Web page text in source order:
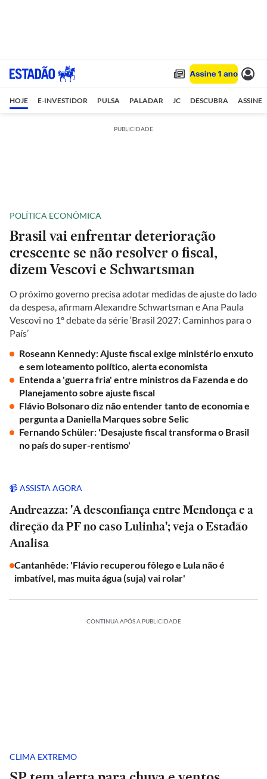
HOJE E-INVESTIDOR PULSA PALADAR JC DESCUBRA ASSINE
PUBLICIDADE
POLÍTICA ECONÔMICA
Brasil vai enfrentar deterioração
crescente se não resolver o fiscal,
dizem Vescovi e Schwartsman
O próximo governo precisa adotar medidas de ajuste do lado
da despesa, afirmam Alexandre Schwartsman e Ana Paula
Vescovi no 1º debate da série ‘Brasil 2027: Caminhos para o
País’
Roseann Kennedy: Ajuste fiscal exige ministério enxuto
e sem loteamento político, alerta economista
Entenda a 'guerra fria' entre ministros da Fazenda e do
Planejamento sobre ajuste fiscal
Flávio Bolsonaro diz não entender tanto de economia e
pergunta a Daniella Marques sobre Selic
Fernando Schüler: 'Desajuste fiscal transforma o Brasil
no país do super-rentismo'
📹 ASSISTA AGORA
Andreazza: 'A desconfiança entre Mendonça e a
direção da PF no caso Lulinha'; veja o Estadão
Analisa
Cantanhêde: 'Flávio recuperou fôlego e Lula não é
imbatível, mas muita água (suja) vai rolar'
CONTINUA APÓS A PUBLICIDADE
CLIMA EXTREMO